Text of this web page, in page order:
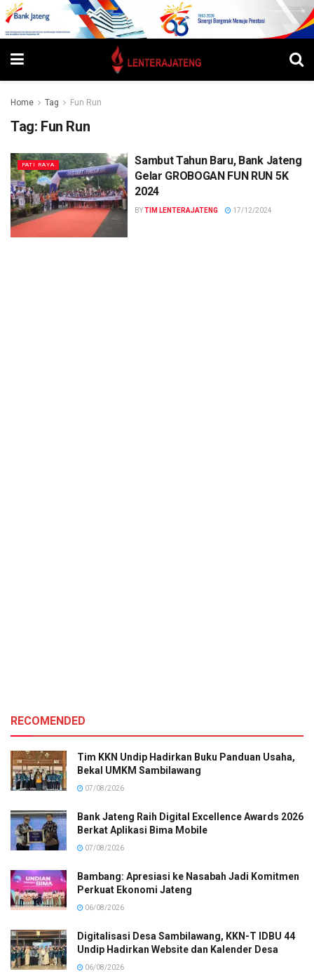
Home Tag Fun Run
Tag: Fun Run
PATI RAYA
Sambut Tahun Baru, Bank Jateng
Gelar GROBOGAN FUN RUN 5K
2024
BYTIM LENTERAJATENG 17/12/2024
RECOMENDED
Tim KKN Undip Hadirkan Buku Panduan Usaha,
Bekal UMKM Sambilawang
07/08/2026
Bank Jateng Raih Digital Excellence Awards 2026
Berkat Aplikasi Bima Mobile
07/08/2026
Bambang: Apresiasi ke Nasabah Jadi Komitmen
Perkuat Ekonomi Jateng
06/08/2026
Digitalisasi Desa Sambilawang, KKN-T IDBU 44
Undip Hadirkan Website dan Kalender Desa
06/08/2026